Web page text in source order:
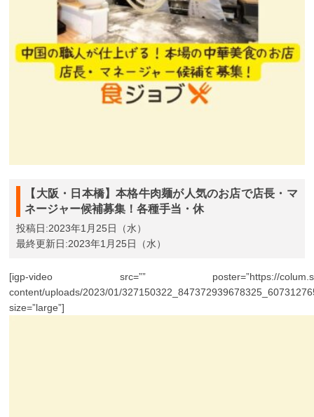
【大阪・日本橋】本格牛肉麺が人気のお店で店長・マ
ネージャー候補募集！各種手当・休
投稿日:2023年1月25日（水）
最終更新日:2023年1月25日（水）
[igp-video src=”” poster=”https://
content/uploads/2023/01/
size=”large”]